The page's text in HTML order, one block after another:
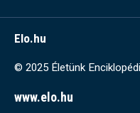
Elo.hu
© 2025 Életünk
www.elo.hu